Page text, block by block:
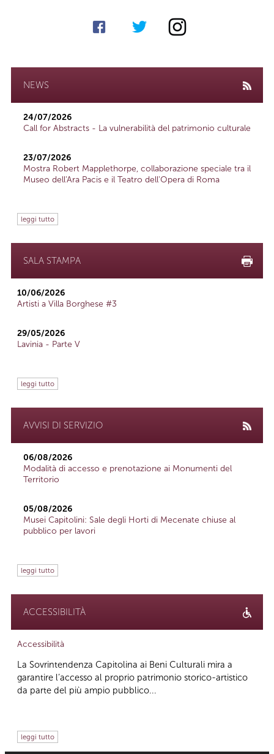
NEWS
24/07/2026
Call for Abstracts - La vulnerabilità del patrimonio culturale
23/07/2026
Mostra Robert Mapplethorpe, collaborazione speciale tra il
Museo dell'Ara Pacis e il Teatro dell'Opera di Roma
leggi tutto
SALA STAMPA
10/06/2026
Artisti a Villa Borghese #3
29/05/2026
Lavinia - Parte V
leggi tutto
AVVISI DI SERVIZIO
06/08/2026
Modalità di accesso e prenotazione ai Monumenti del
Territorio
05/08/2026
Musei Capitolini: Sale degli Horti di Mecenate chiuse al
pubblico per lavori
leggi tutto
ACCESSIBILITÀ
Accessibilità
La Sovrintendenza Capitolina ai Beni Culturali mira a
garantire l’accesso al proprio patrimonio storico-artistico
da parte del più ampio pubblico...
leggi tutto